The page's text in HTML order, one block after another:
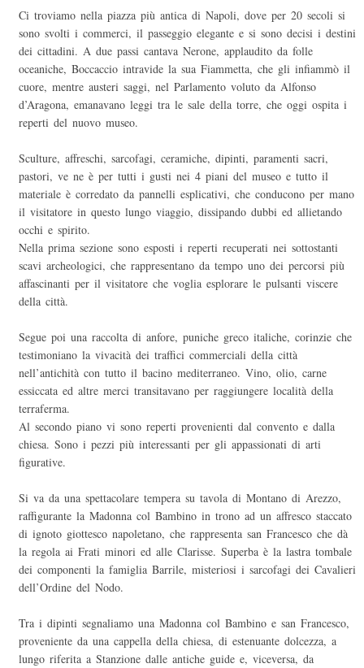
Ci troviamo nella piazza più antica di Napoli, dove per 20 secoli si
sono svolti i commerci, il passeggio elegante e si sono decisi i destini
dei cittadini. A due passi cantava Nerone, applaudito da folle
oceaniche, Boccaccio intravide la sua Fiammetta, che gli infiammò il
cuore, mentre austeri saggi, nel Parlamento voluto da Alfonso
d’Aragona, emanavano leggi tra le sale della torre, che oggi ospita i
reperti del nuovo museo.
Sculture, affreschi, sarcofagi, ceramiche, dipinti, paramenti sacri,
pastori, ve ne è per tutti i gusti nei 4 piani del museo e tutto il
materiale è corredato da pannelli esplicativi, che conducono per mano
il visitatore in questo lungo viaggio, dissipando dubbi ed allietando
occhi e spirito.
Nella prima sezione sono esposti i reperti recuperati nei sottostanti
scavi archeologici, che rappresentano da tempo uno dei percorsi più
affascinanti per il visitatore che voglia esplorare le pulsanti viscere
della città.
Segue poi una raccolta di anfore, puniche greco italiche, corinzie che
testimoniano la vivacità dei traffici commerciali della città
nell’antichità con tutto il bacino mediterraneo. Vino, olio, carne
essiccata ed altre merci transitavano per raggiungere località della
terraferma.
Al secondo piano vi sono reperti provenienti dal convento e dalla
chiesa. Sono i pezzi più interessanti per gli appassionati di arti
figurative.
Si va da una spettacolare tempera su tavola di Montano di Arezzo,
raffigurante la Madonna col Bambino in trono ad un affresco staccato
di ignoto giottesco napoletano, che rappresenta san Francesco che dà
la regola ai Frati minori ed alle Clarisse. Superba è la lastra tombale
dei componenti la famiglia Barrile, misteriosi i sarcofagi dei Cavalieri
dell’Ordine del Nodo.
Tra i dipinti segnaliamo una Madonna col Bambino e san Francesco,
proveniente da una cappella della chiesa, di estenuante dolcezza, a
lungo riferita a Stanzione dalle antiche guide e, viceversa, da